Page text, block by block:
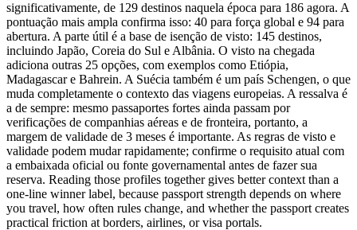
significativamente, de 129 destinos naquela época para 186 agora. A
pontuação mais ampla confirma isso: 40 para força global e 94 para
abertura. A parte útil é a base de isenção de visto: 145 destinos,
incluindo Japão, Coreia do Sul e Albânia. O visto na chegada
adiciona outras 25 opções, com exemplos como Etiópia,
Madagascar e Bahrein. A Suécia também é um país Schengen, o que
muda completamente o contexto das viagens europeias. A ressalva é
a de sempre: mesmo passaportes fortes ainda passam por
verificações de companhias aéreas e de fronteira, portanto, a
margem de validade de 3 meses é importante. As regras de visto e
validade podem mudar rapidamente; confirme o requisito atual com
a embaixada oficial ou fonte governamental antes de fazer sua
reserva. Reading those profiles together gives better context than a
one-line winner label, because passport strength depends on where
you travel, how often rules change, and whether the passport creates
practical friction at borders, airlines, or visa portals.